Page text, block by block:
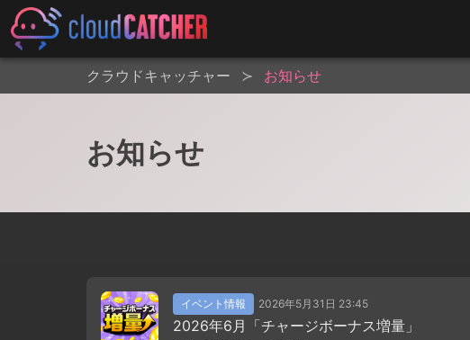
クラウドキャッチャー お知らせ
お知らせ
イベント情報 2026年5月31日 23:45
2026年6月「チャージボーナス増量」